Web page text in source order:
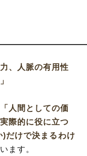
、人脈の有用性
「人間としての価
際的に役に立つ
だけで決まるわけ
ます。